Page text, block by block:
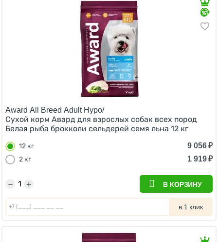
Award All Breed Adult Hypo/
Сухой корм Авард для взрослых собак всех пород
Белая рыба брокколи сельдерей семя льна 12 кг
12 кг 9 056₽
2 кг
1 919₽
+
− В КОРЗИНУ
в 1 клик